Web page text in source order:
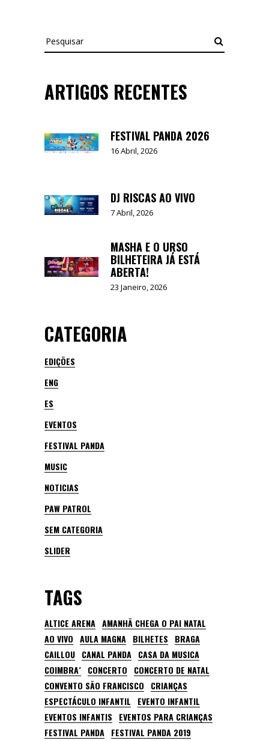
Pesquisar
ARTIGOS RECENTES
FESTIVAL PANDA 2026
16 Abril, 2026
DJ RISCAS AO VIVO
7 Abril, 2026
MASHA E O URSO
BILHETEIRA JÁ ESTÁ
ABERTA!
23 Janeiro, 2026
CATEGORIA
EDIÇÕES
ENG
ES
EVENTOS
FESTIVAL PANDA
MUSIC
NOTICIAS
PAW PATROL
SEM CATEGORIA
SLIDER
TAGS
ALTICE ARENA AMANHÃ CHEGA O PAI NATAL
AO VIVO AULA MAGNA BILHETES
BRAGA
CAILLOU CANAL PANDA CASA DA MUSICA
COIMBRA´ CONCERTO
CONCERTO DE NATAL
CONVENTO SÃO FRANCISCO
CRIANÇAS
ESPECTÁCULO INFANTIL
EVENTO INFANTIL
EVENTOS INFANTIS
EVENTOS PARA CRIANÇAS
FESTIVAL PANDA FESTIVAL PANDA 2019